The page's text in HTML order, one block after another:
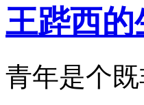
王跸西的
青年是个